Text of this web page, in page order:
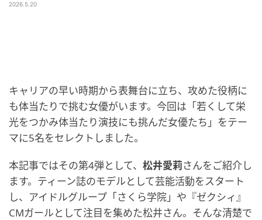
2026.5.20
キャリアの早い時期から表舞台に立ち、攻めた役柄に
も体当たりで挑む女優がいます。今回は「若くして栄
光をつかみ体当たり演技にも挑んだ女優たち」をテー
マに5名をセレクトしました。
本記事ではその第4弾として、 松井愛莉さんをご紹介し
ます。ティーン誌のモデルとして芸能活動をスタート
し、アイドルグループ「さくら学院」や『ゼクシィ』
CMガールとして注目を集めた松井さん。そんな清楚で